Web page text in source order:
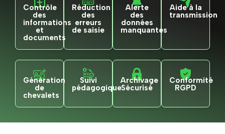
Contrôle
des
informations
et
documents
Réduction
des
erreurs
de saisie
Alerte
des
données
manquantes
Aide à la
transmission
Génération
de
chevalets
Suivi
pédagogique
Archivage
Sécurisé
Conformité
RGPD